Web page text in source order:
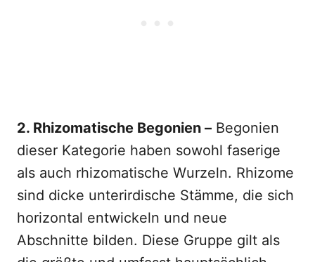
2. Rhizomatische Begonien – Begonien
dieser Kategorie haben sowohl faserige
als auch rhizomatische Wurzeln. Rhizome
sind dicke unterirdische Stämme, die sich
horizontal entwickeln und neue
Abschnitte bilden. Diese Gruppe gilt als